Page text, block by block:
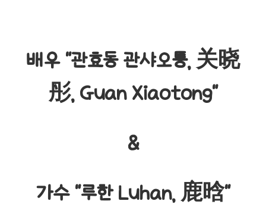
배우 "관효동 관샤오퉁, 关晓
彤, Guan Xiaotong"
&
가수 "루한 Luhan, 鹿晗"